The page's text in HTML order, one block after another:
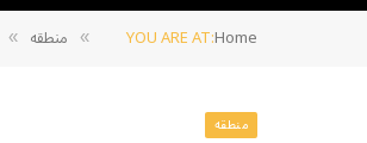
YOU ARE AT:Home
» منطقه »
منطقه